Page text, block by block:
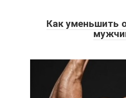
Как уменьшить